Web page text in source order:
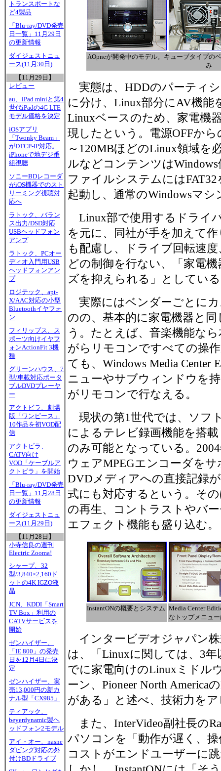
トランスポートな
ど4製品
「Blu-ray/DVD発売
日一覧」11月29日
の更新情報
ダイジェストニュ
ース(11月30日)
【11月29日】
レビュー
au、iPad miniと第4
世代iPadの4G LTE
モデル価格を決定
iOSアプリ
「Twonky Beam」
がDTCP-IP対応。
iPhoneで地デジ番
組視聴
ソニーBDレコーダ
がiOS機器でのスト
リーミング視聴対
応へ
ラトック、バラン
ス出力/DSD対応
USBヘッドフォン
アンプ
ラトック、PCオー
ディオ入門用USB
ヘッドフォンアン
プ
ロジテック、apt-
X/AAC対応の小型
Bluetoothイヤフォ
ン
フィリップス、ス
ポーツ向けイヤフ
ォンActionFit 3機
種
グリーンハウス、7
型/車載対応ポータ
ブルDVDプレーヤ
ー
アクトビラ、劇場
版「ワンピース」
10作品を初VOD配
信
アクトビラ、
CATV向け
VOD「ケーブルア
クトビラ」を開始
「Blu-ray/DVD発売
日一覧」11月28日
の更新情報
ダイジェストニュ
ース(11月29日)
【11月28日】
小寺信良の週刊
Electric Zooma!
シャープ、32
型/3,840×2,160ド
ットの4K IGZO液
晶
JCN、KDDI「Smart
TV Box」利用の
CATVサービスを
開始
ゼンハイザー、
「IE 800」の発売
日を12月4日に決
定
ゼンハイザー、実
売13,000円の新カ
ナル型「CX985」
ティアック、
beyerdynamic製ヘ
ッドフォン2モデル
アイ・オー、nasne
ダビング対応の外
付けBDドライブ
AOpneが開発中のモデル。キューブタイプの
み
実態は、HDDのパーティ
に分け、Linux部分にAV機能
Linuxベースのため、家電機
現したという。電源OFFか
～120MBほどのLinux領域を
ルなどコンテンツは
ファイルシステムには
起動し、通常のWindowsマ
Linux部で使用するドライ
を元に、同社が手を加えて
も配慮し、ドライブ回転速
どの制御を行ない、「家電
ズを抑えられる」としてい
実際にはベンダーごとに
のの、基本的に家電機器と
う。たとえば、音楽機能な
がらリモコンですべての操
ても、Windows Media
ニューやサブウィンドウを
がリモコンで行なえる。
現状の第1世代では、ソフ
によるテレビ録画機能を搭
のみ可能となっている。
ウェアMPEGエンコーダを
DVDメディアへの直接記録
式にも対応するという。そ
の再生、コントラストやバ
エフェクト機能も盛り込む。
InstantONの概要とシステム Media Center
なトップメニュ
インタービデオジャパン株
は、「Linuxに関しては、3
でに家電向けのLinuxミドル
ーン、Pioneer North America
がある」と述べ、技術力を
また、InterVideo副社長の
パソコンを「動作が遅く、
コストがエンドユーザーに